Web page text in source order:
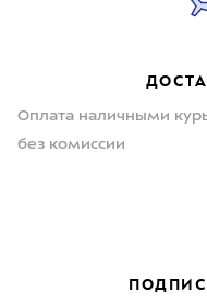
Оплата наличными
без комиссии